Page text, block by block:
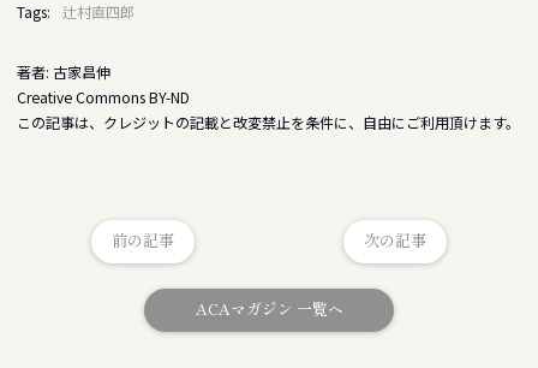
Tags: 辻村直四郎
著者: 古家昌伸
Creative Commons BY-ND
この記事は、クレジットの記載と改変禁止を条件に、自由にご利用頂けます。
前の記事
ACAマガジン 一覧へ
次の記事